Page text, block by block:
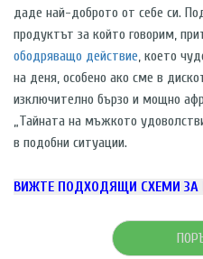
даде най-доброто от себе си.
продуктът за който говорим,
ободряващо действие, което
на деня, особено ако сме в
изключително бързо и мощно
„Тайната на мъжкото
в подобни ситуации.
ВИЖТЕ ПОДХОДЯЩИ СХЕМИ ЗА